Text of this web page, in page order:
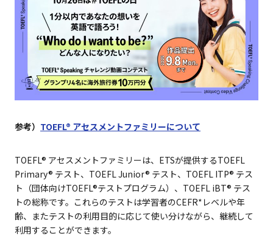
お申し込み
学校・団体ご担当者様へ
よくあるご質問
お知らせ English
メールマガジン
参考） TOEFL® アセスメントファミリーについて
TOEFL® アセスメントファミリーは、ETSが提供するTOEFL
Primary® テスト、TOEFL Junior® テスト、TOEFL ITP® テス
ト（団体向けTOEFL®テストプログラム）、TOEFL iBT® テス
トの総称です。これらのテストは学習者のCEFR*レベルや年
齢、またテストの利用目的に応じて使い分けながら、継続して
利用することができます。